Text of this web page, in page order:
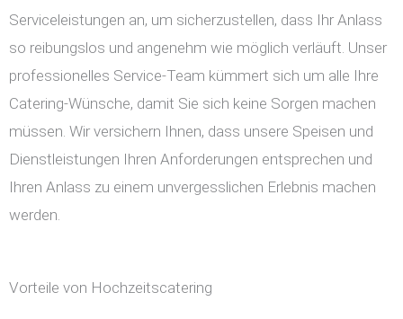
Serviceleistungen an, um sicherzustellen, dass Ihr Anlass
so reibungslos und angenehm wie möglich verläuft. Unser
professionelles Service-Team kümmert sich um alle Ihre
Catering-Wünsche, damit Sie sich keine Sorgen machen
müssen. Wir versichern Ihnen, dass unsere Speisen und
Dienstleistungen Ihren Anforderungen entsprechen und
Ihren Anlass zu einem unvergesslichen Erlebnis machen
werden.
Vorteile von Hochzeitscatering